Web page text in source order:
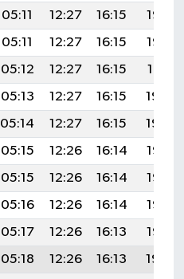
05:11 12:27 16:15
19:33
05:11 12:27 16:15
19:32
05:12 12:27 16:15
19:31
05:13 12:27 16:15
19:30
05:14 12:27 16:15
19:29
05:15 12:26 16:14
19:28
05:15 12:26 16:14
19:27
05:16 12:26 16:14
19:26
05:17 12:26 16:13
19:25
05:18 12:26 16:13
19:24